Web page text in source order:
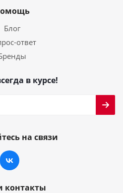
Блог
ответ
в курсе!
на связи
контакты